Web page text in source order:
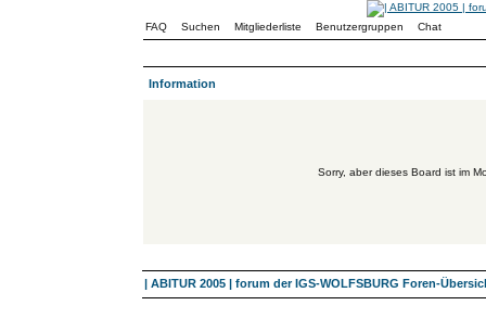
FAQ Suchen Mitgliederliste Benutzergruppen Chat
Information
Sorry, aber dieses Board ist im
| ABITUR 2005 | forum der IGS-WOLFSBURG Foren-